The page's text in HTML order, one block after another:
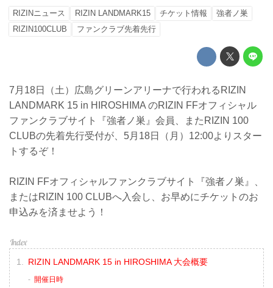
RIZINニュース RIZIN LANDMARK15 チケット情報
強者ノ巣
RIZIN100CLUB
ファンクラブ先着先行
7月18日（土）広島グリーンアリーナで行われるRIZIN
LANDMARK 15 in HIROSHIMA のRIZIN FFオフィシャル
ファンクラブサイト『強者ノ巣』会員、またRIZIN 100
CLUBの先着先行受付が、5月18日（月）12:00よりスター
トするぞ！
RIZIN FFオフィシャルファンクラブサイト『強者ノ巣』、
またはRIZIN 100 CLUBへ入会し、お早めにチケットのお
申込みを済ませよう！
RIZIN LANDMARK 15 in HIROSHIMA 大会概要
開催日時